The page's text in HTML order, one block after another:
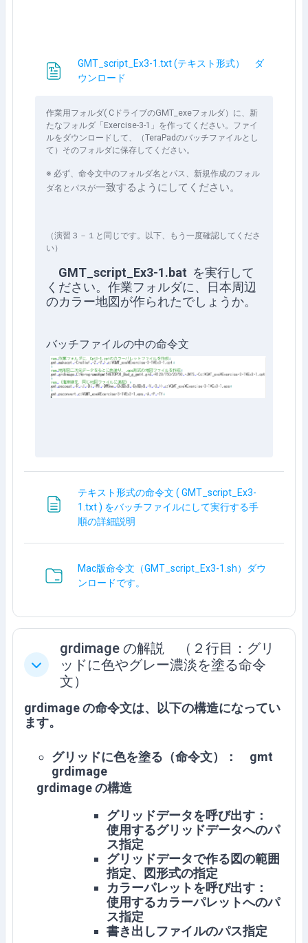
GMT_script_Ex3-1.txt (テキスト形式） ダ
ウンロード
作業用フォルダ( CドライブのGMT_exeフォルダ）に、新
たなフォルダ「Exercise-3-1」を作ってください。ファイ
ルをダウンロードして、（TeraPadのバッチファイルとし
て）そのフォルダに保存してください。
※ 必ず、命令文中のフォルダ名とパス、新規作成のフォル
ダ名とパスが一致するようにしてください。
（演習３－１と同じです。以下、もう一度確認してくださ
い）
GMT_script_Ex3-1.bat を実行して
ください。作業フォルダに、日本周辺
のカラー地図が作られたでしょうか。
バッチファイルの中の命令文
テキスト形式の命令文 ( GMT_script_Ex3-
1.txt ) をバッチファイルにして実行する手
順の詳細説明
Mac版命令文（GMT_script_Ex3-1.sh）ダウ
ンロードです。
折叠
grdimage の解説 （２行目：グリ
ッドに色やグレー濃淡を塗る命令
文）
grdimage の命令文は、以下の構造になってい
ます。
グリッドに色を塗る（命令文）： gmt
grdimage
grdimage の構造
グリッドデータを呼び出す：
使用するグリッドデータへのパ
ス指定
グリッドデータで作る図の範囲
指定、図形式の指定
カラーパレットを呼び出す：
使用するカラーパレットへのパ
ス指定
書き出しファイルのパス指定